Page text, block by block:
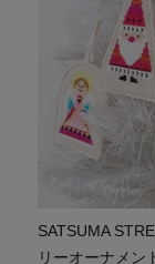
返品特約につい
新規会員登録
会員規約について
特定商取引法に
個人情報取り扱
SATSUMA
リーオーナメン